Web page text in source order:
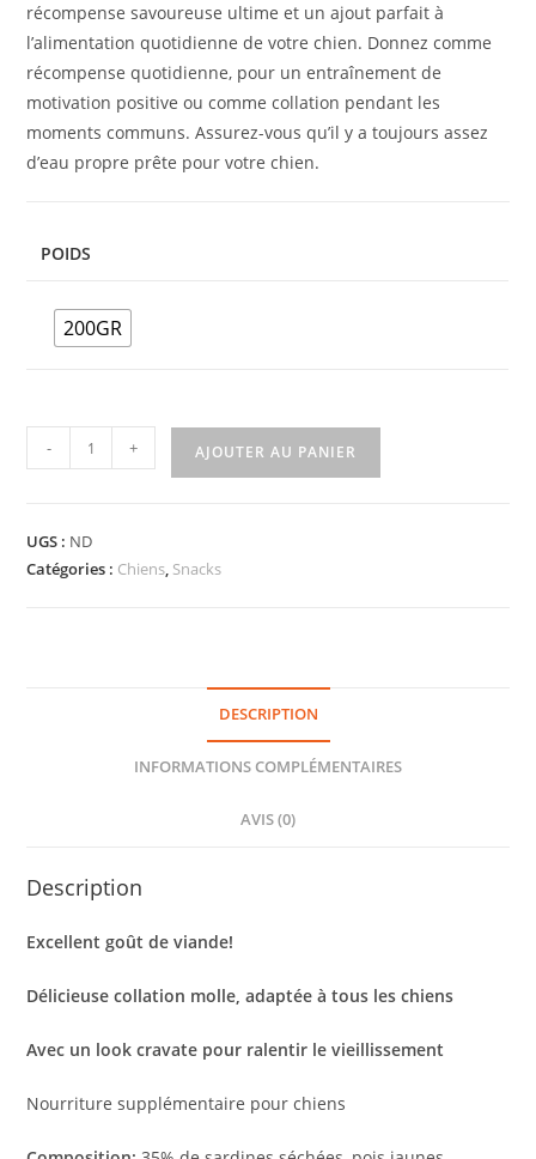
récompense savoureuse ultime et un ajout parfait à
l’alimentation quotidienne de votre chien. Donnez comme
récompense quotidienne, pour un entraînement de
motivation positive ou comme collation pendant les
moments communs. Assurez-vous qu’il y a toujours assez
d’eau propre prête pour votre chien.‎
POIDS
200GR
- + AJOUTER AU PANIER
UGS : ND
Catégories : Chiens, Snacks
DESCRIPTION
INFORMATIONS COMPLÉMENTAIRES
AVIS (0)
Description
‎Excellent goût de viande!‎
‎Délicieuse collation molle, adaptée à tous les chiens‎
‎Avec un look cravate pour ralentir le vieillissement‎
‎Nourriture supplémentaire pour chiens‎